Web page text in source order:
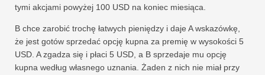
tymi akcjami powyżej 100 USD na koniec miesiąca.
B chce zarobić trochę łatwych pieniędzy i daje A wskazówkę,
że jest gotów sprzedać opcję kupna za premię w wysokości 5
USD. A zgadza się i płaci 5 USD, a B sprzedaje mu opcję
kupna według własnego uznania. Żaden z nich nie miał przy